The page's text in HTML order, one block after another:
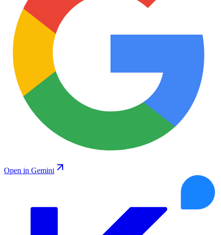
Open in Gemini